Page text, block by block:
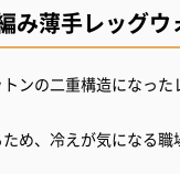
薄手レッグウ
ンの二重構造になった
め、冷えが気になる